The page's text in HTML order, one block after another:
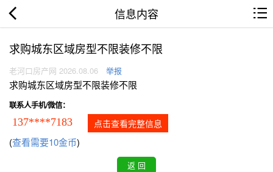
信息内容
求购城东区域房型不限装修不限
老河口房产网 2026.08.06 举报
求购城东区域房型不限装修不限
联系人手机/微信：
137****7183 点击查看完整信息
(查看需要10金币)